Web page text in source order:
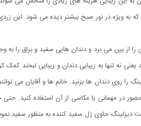
به ویژه در نور صبح بیشتر دیده می شود. این
بین می برد و دندان هایی سفید و براق را به
تنها به زیبایی دندان و زیبایی لبخند کمک
دندان ها بزنید. خانم ها و آقایان می
در مهمانی یا عکاسی از آن استفاده کنید.
دیزلینگ حاوی ژل سفید کننده به منظور سفید